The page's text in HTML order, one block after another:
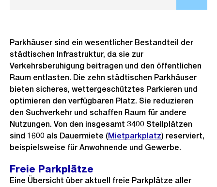
Parkhäuser sind ein wesentlicher Bestandteil der
städtischen Infrastruktur, da sie zur
Verkehrsberuhigung beitragen und den öffentlichen
Raum entlasten. Die zehn städtischen Parkhäuser
bieten sicheres, wettergeschütztes Parkieren und
optimieren den verfügbaren Platz. Sie reduzieren
den Suchverkehr und schaffen Raum für andere
Nutzungen. Von den insgesamt 3400 Stellplätzen
sind 1600 als Dauermiete (Mietparkplatz) reserviert,
beispielsweise für Anwohnende und Gewerbe.
Freie Parkplätze
Eine Übersicht über aktuell freie Parkplätze aller